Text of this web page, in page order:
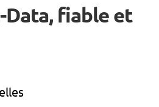
Data, fiable et